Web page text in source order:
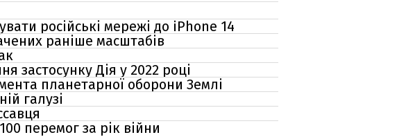
російські мережі до iPhone 14
раніше масштабів
застосунку Дія у 2022 році
планетарної оборони Землі
галузі
перемог за рік війни